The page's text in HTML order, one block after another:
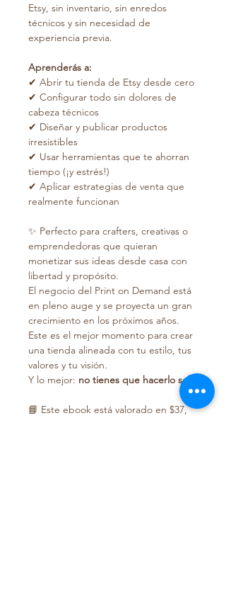
Etsy, sin inventario, sin enredos
técnicos y sin necesidad de
experiencia previa.
Aprenderás a:
✔ Abrir tu tienda de Etsy desde cero
✔ Configurar todo sin dolores de
cabeza técnicos
✔ Diseñar y publicar productos
irresistibles
✔ Usar herramientas que te ahorran
tiempo (¡y estrés!)
✔ Aplicar estrategias de venta que
realmente funcionan
✨ Perfecto para crafters, creativas o
emprendedoras que quieran
monetizar sus ideas desde casa con
libertad y propósito.
El negocio del Print on Demand está
en pleno auge y se proyecta un gran
crecimiento en los próximos años.
Este es el mejor momento para crear
una tienda alineada con tu estilo, tus
valores y tu visión.
Y lo mejor: no tienes que hacerlo sola.
📘 Este ebook está valorado en $37,